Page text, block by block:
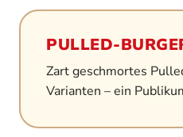
PULLED-
Zart geschmortes
Varianten – ein